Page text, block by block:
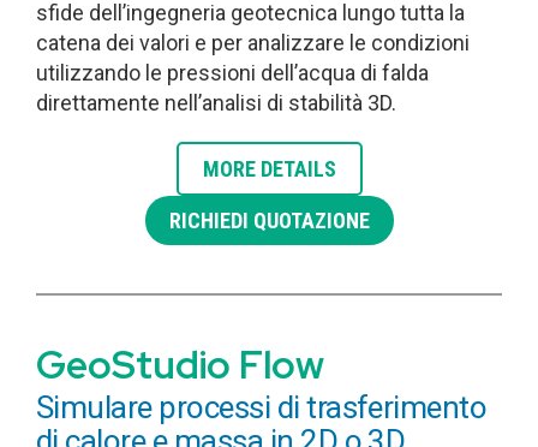
sfide dell’ingegneria geotecnica lungo tutta la
catena dei valori e per analizzare le condizioni
utilizzando le pressioni dell’acqua di falda
direttamente nell’analisi di stabilità 3D.
MORE DETAILS
RICHIEDI QUOTAZIONE
GeoStudio Flow
Simulare processi di trasferimento